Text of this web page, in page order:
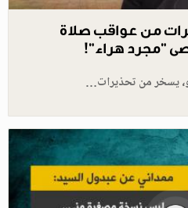
من عواقب صلاة
"مجرد هراء"!
يسخر من تحذيرات…